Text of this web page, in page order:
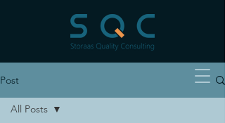
Post
All Posts